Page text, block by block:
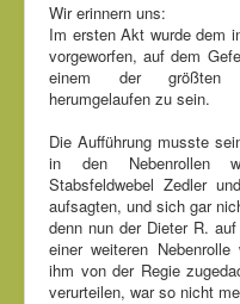
Wir erinnern uns:
Im ersten Akt wurde dem
vorgeworfen, auf dem
einem der größten
herumgelaufen zu sein.
Die Aufführung musste
in den Nebenrollen
Stabsfeldwebel Zedler
aufsagten, und sich gar
denn nun der Dieter R.
einer weiteren
ihm von der Regie
verurteilen, war so nicht